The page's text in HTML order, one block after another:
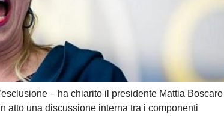
– ha chiarito il presidente Mattia Boscaro
atto una discussione interna tra i componenti